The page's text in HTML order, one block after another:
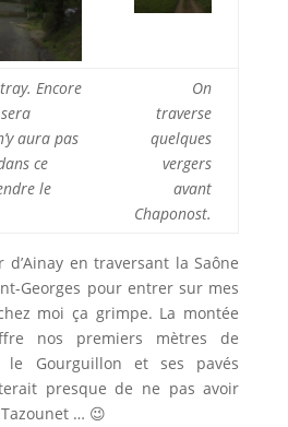
Encore
aura pas
ce
le
On
traverse
quelques
vergers
avant
Chaponost.
en traversant la Saône
Georges pour entrer sur mes
moi ça grimpe. La montée
nos premiers mètres de
le Gourguillon et ses pavés
presque de ne pas avoir
… 😉